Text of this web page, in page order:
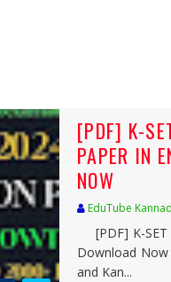
[PDF] K-
PAPER IN
NOW
EduTube
[PDF] K-SET
Download
and Kan...